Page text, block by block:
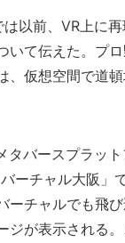
以前、VR上に
いて伝えた。プ
、仮想空間で道
タバースプラッ
ーチャル大阪」
ーチャルでも飛
ジが表示される